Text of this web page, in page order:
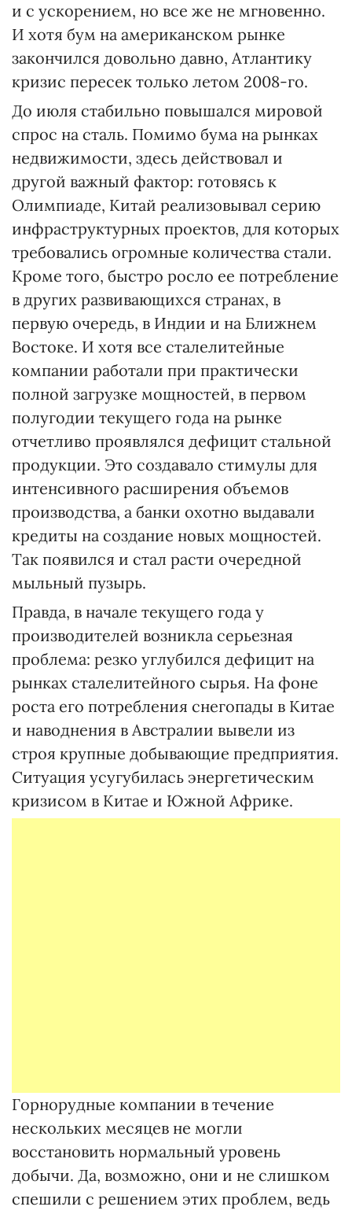
и с ускорением, но все же не мгновенно.
И хотя бум на американском рынке
закончился довольно давно, Атлантику
кризис пересек только летом 2008-го.
До июля стабильно повышался мировой
спрос на сталь. Помимо бума на рынках
недвижимости, здесь действовал и
другой важный фактор: готовясь к
Олимпиаде, Китай реализовывал серию
инфраструктурных проектов, для которых
требовались огромные количества стали.
Кроме того, быстро росло ее потребление
в других развивающихся странах, в
первую очередь, в Индии и на Ближнем
Востоке. И хотя все сталелитейные
компании работали при практически
полной загрузке мощностей, в первом
полугодии текущего года на рынке
отчетливо проявлялся дефицит стальной
продукции. Это создавало стимулы для
интенсивного расширения объемов
производства, а банки охотно выдавали
кредиты на создание новых мощностей.
Так появился и стал расти очередной
мыльный пузырь.
Правда, в начале текущего года у
производителей возникла серьезная
проблема: резко углубился дефицит на
рынках сталелитейного сырья. На фоне
роста его потребления снегопады в Китае
и наводнения в Австралии вывели из
строя крупные добывающие предприятия.
Ситуация усугубилась энергетическим
кризисом в Китае и Южной Африке.
Горнорудные компании в течение
нескольких месяцев не могли
восстановить нормальный уровень
добычи. Да, возможно, они и не слишком
спешили с решением этих проблем, ведь